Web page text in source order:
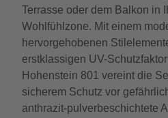
Terrasse oder dem Balkon in
Wohlfühlzone. Mit einem
hervorgehobenen
erstklassigen UV-
Hohenstein 801 vereint die
sicherem Schutz vor
anthrazit-pulverbeschichtete